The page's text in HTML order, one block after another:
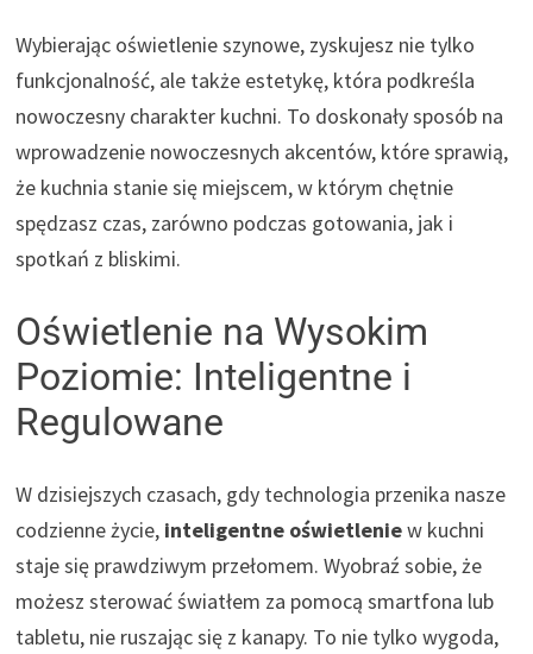
Wybierając oświetlenie szynowe, zyskujesz nie tylko
funkcjonalność, ale także estetykę, która podkreśla
nowoczesny charakter kuchni. To doskonały sposób na
wprowadzenie nowoczesnych akcentów, które sprawią,
że kuchnia stanie się miejscem, w którym chętnie
spędzasz czas, zarówno podczas gotowania, jak i
spotkań z bliskimi.
Oświetlenie na Wysokim
Poziomie: Inteligentne i
Regulowane
W dzisiejszych czasach, gdy technologia przenika nasze
codzienne życie, inteligentne oświetleniew kuchni
staje się prawdziwym przełomem. Wyobraź sobie, że
możesz sterować światłem za pomocą smartfona lub
tabletu, nie ruszając się z kanapy. To nie tylko wygoda,